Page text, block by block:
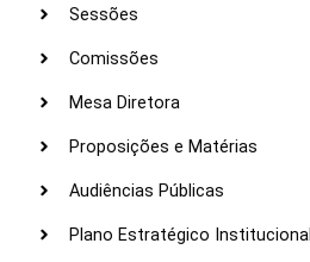
Sessões
Comissões
Mesa Diretora
Proposições e Matérias
Audiências Públicas
Plano Estratégico Institucional